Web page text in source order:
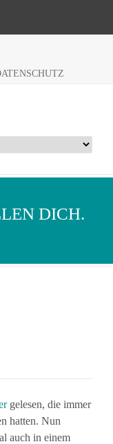
DICH.
gelesen, die immer
hatten. Nun
auch in einem